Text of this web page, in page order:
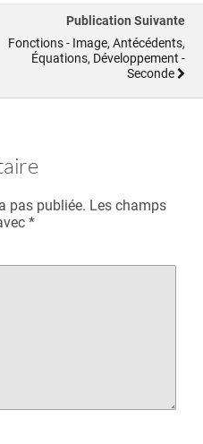
Publication Suivante
Fonctions - Image, Antécédents,
Équations, Développement -
Seconde
pas publiée. Les champs
*